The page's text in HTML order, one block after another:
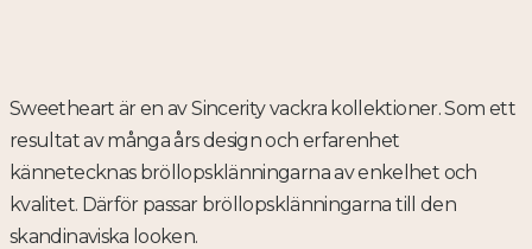
Sweetheart är en av Sincerity vackra kollektioner. Som ett
resultat av många års design och erfarenhet
kännetecknas bröllopsklänningarna av enkelhet och
kvalitet. Därför passar bröllopsklänningarna till den
skandinaviska looken.